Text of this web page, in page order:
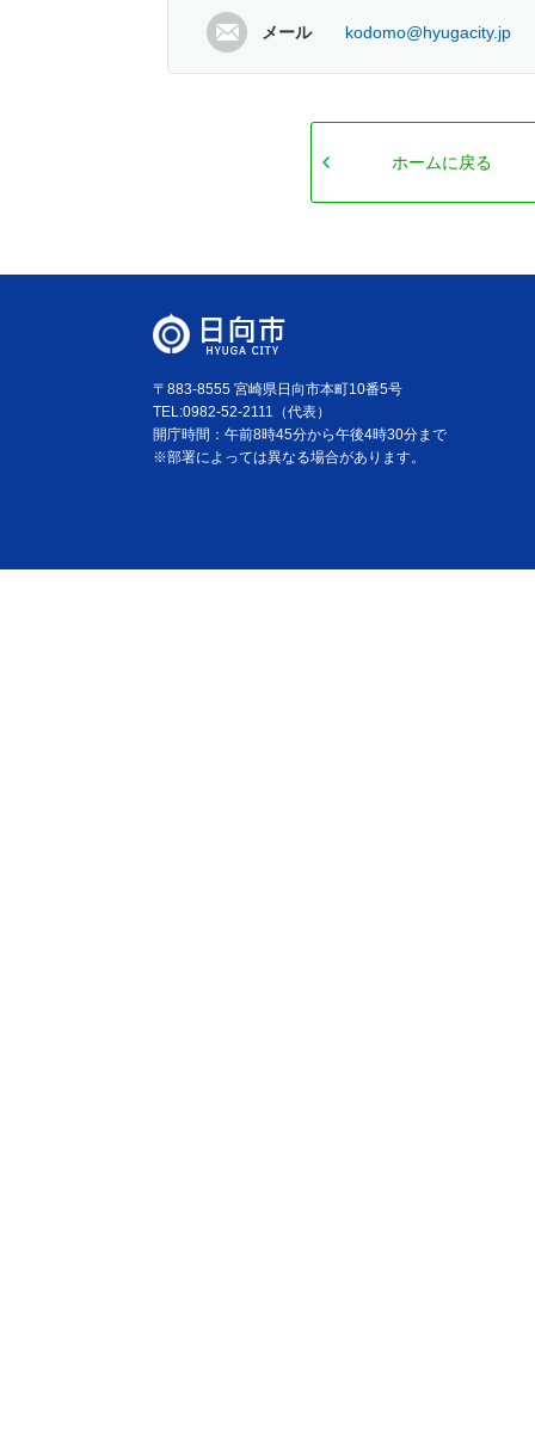
メール kodomo@hyugacity.jp
ホームに戻る
〒883-8555 宮崎県日向市本町10番5号
TEL:0982-52-2111（代表）
開庁時間：午前8時45分から午後4時30分まで
※部署によっては異なる場合があります。